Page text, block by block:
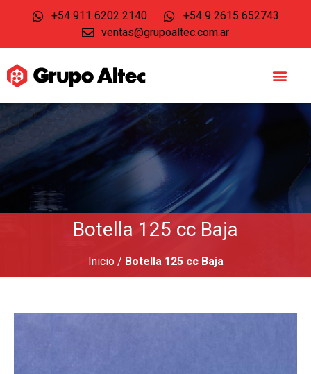
+54 911 6202 2140
+54 9 2615 652743
ventas@grupoaltec.com.ar
Botella 125 cc Baja
Inicio/ Botella 125 cc Baja